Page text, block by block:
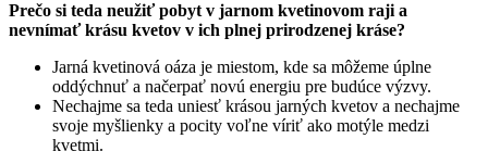
Prečo si teda neužiť pobyt v jarnom kvetinovom raji a
nevnímať krásu kvetov v ich plnej prirodzenej kráse?
Jarná kvetinová oáza je miestom, kde sa môžeme úplne
oddýchnuť a načerpať novú energiu pre budúce výzvy.
Nechajme sa teda uniesť krásou jarných kvetov a nechajme
svoje myšlienky a pocity voľne víriť ako motýle medzi
kvetmi.